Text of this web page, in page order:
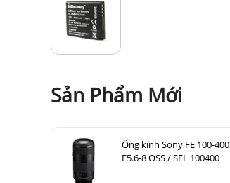
Sản Phẩm Mới
Ống kính Sony FE 100-
F5.6-8 OSS / SEL 100400